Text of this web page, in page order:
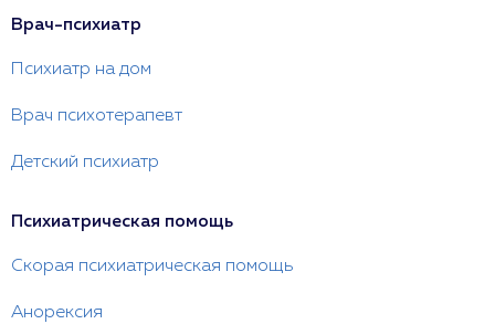
Врач-психиатр
Психиатр на дом
Врач психотерапевт
Детский психиатр
Психиатрическая помощь
Скорая психиатрическая помощь
Анорексия